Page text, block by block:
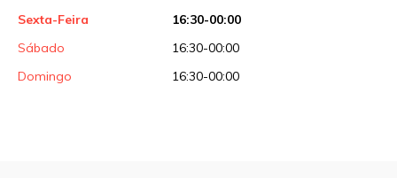
Sexta-Feira
16:30-00:00
Sábado
16:30-00:00
Domingo
16:30-00:00